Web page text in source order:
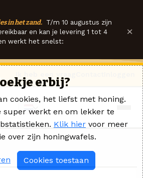
in het zand. T/m 10 augustus zijn
en kan je levering 1 tot 4
werkt het snelst:
×
erbij?
cookies, het liefst met honing.
super werkt en om lekker te
Klik hier voor meer
over zijn honingwafels.
Cookies toestaan